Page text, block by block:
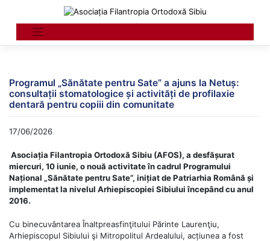
Programul „Sănătate pentru Sate” a ajuns la Netuș:
consultații stomatologice și activități de profilaxie
dentară pentru copiii din comunitate
17/06/2026
Asociația Filantropia Ortodoxă Sibiu (AFOS), a desfășurat
miercuri, 10 iunie, o nouă activitate în cadrul Programului
Național „Sănătate pentru Sate”, inițiat de Patriarhia Română și
implementat la nivelul Arhiepiscopiei Sibiului începând cu anul
2016.
Cu binecuvântarea Înaltpreasfinţitului Părinte Laurenţiu,
Arhiepiscopul Sibiului şi Mitropolitul Ardealului, acțiunea a fost